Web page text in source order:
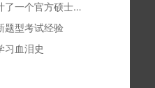
板鸭国为中国学生专门设计了一个官方硕士专业
题型考试经验
习血泪史